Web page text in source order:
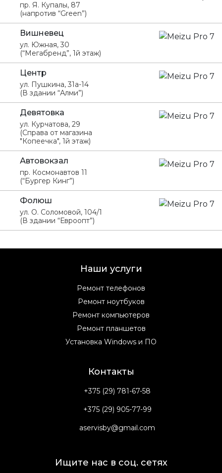
пр. Я. Купалы, 87
(напротив “Green”)
Вишневец
ул. Южная, 30
(“Мегабренд”, 1й этаж)
Центр
ул. Пушкина, 31а-14
(В здании “Алми”)
Девятовка
ул. Курчатова, 29
(Справа от магазина
"Копеечка", 1й этаж)
Автовокзал
пр. Космонавтов 11
(“Бургер Кинг”)
Фолюш
ул. О. Соломовой, 104/1
(В здании “Евроопт”)
Наши услуги
Ремонт телефонов
Ремонт ноутбуков
Ремонт компьютеров
Ремонт планшетов
Установка Windows и ПО
Контакты
+375 (29) 781-67-58
+375 (29) 905-77-99
aservisby@gmail.com
Ищите нас в соц. сетях